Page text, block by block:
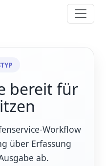
bereit für
Workflow
über Erfassung
ab.